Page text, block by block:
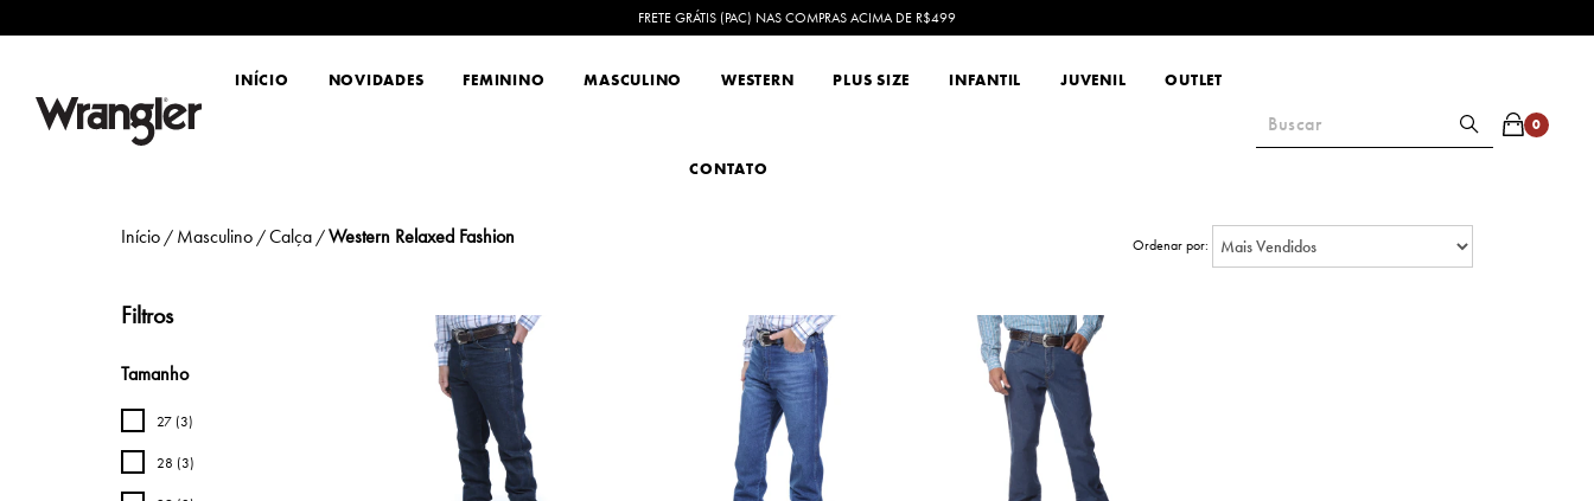
FRETE GRÁTIS (PAC) NAS COMPRAS ACIMA DE R$499
INÍCIO NOVIDADES FEMININO MASCULINO WESTERN PLUS SIZE INFANTIL JUVENIL OUTLET
CONTATO
0
Início / Masculino /Calça /Western Relaxed Fashion Ordenar por:
Filtros
Tamanho
27 (3)
28 (3)